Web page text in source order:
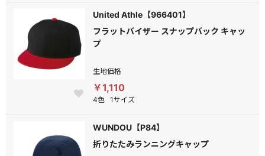
United Athle【966401】
フラットバイザー スナップバック キャッ
プ
生地価格
￥1,110
4色 1サイズ
WUNDOU【P84】
折りたたみランニングキャップ